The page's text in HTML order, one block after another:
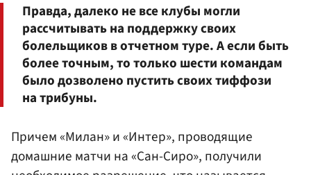
Правда, далеко не все клубы могли
рассчитывать на поддержку своих
болельщиков в отчетном туре. А если быть
более точным, то только шести командам
было дозволено пустить своих тиффози
на трибуны.
Причем «Милан» и «Интер», проводящие
домашние матчи на «Сан-Сиро», получили